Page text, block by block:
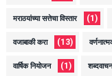
मराठयांच्या सत्तेचा विस्तार (1)
वजाबाकी करा (13)
वार्षिक नियोजन (1) शब्दवाचन